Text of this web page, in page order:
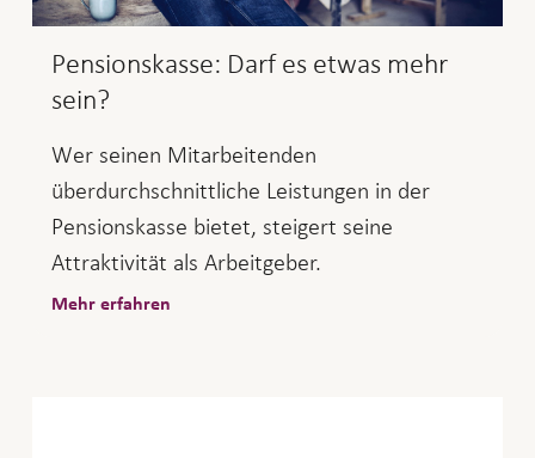
Pensionskasse: Darf es etwas mehr
sein?
Wer seinen Mitarbeitenden
überdurchschnittliche Leistungen in der
Pensionskasse bietet, steigert seine
Attraktivität als Arbeitgeber.
Mehr erfahren